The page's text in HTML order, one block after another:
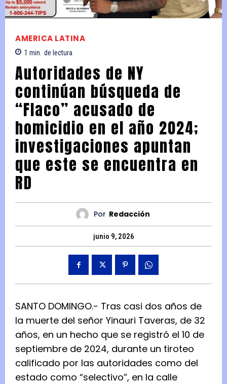
AMERICA LATINA
1 min. de lectura
Autoridades de NY
continúan búsqueda de
“Flaco” acusado de
homicidio en el año 2024;
investigaciones apuntan
que este se encuentra en
RD
Por Redacción
junio 9, 2026
SANTO DOMINGO.- Tras casi dos años de
la muerte del señor Yinauri Taveras, de 32
años, en un hecho que se registró el 10 de
septiembre de 2024, durante un tiroteo
calificado por las autoridades como del
estado como “selectivo”, en la calle